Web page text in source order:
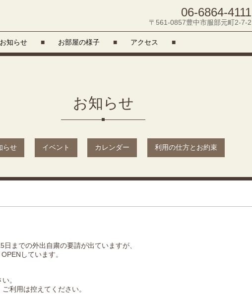
06-6864-4111
〒561-0857豊中市服部元町2-7-2
お知らせ ■ お部屋の様子 ■ アクセス ■
お知らせ
らせ イベント カレンダー 利用の仕方とお約束
までの外出自粛の要請が出ていますが、
しています。
。
利用は控えてください。